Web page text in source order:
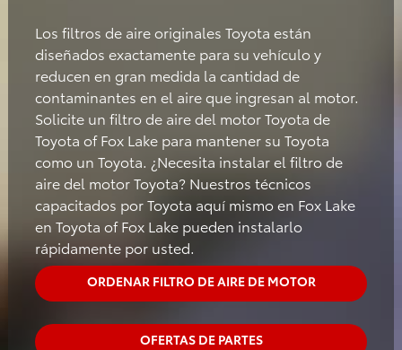
Los filtros de aire originales Toyota están
diseñados exactamente para su vehículo y
reducen en gran medida la cantidad de
contaminantes en el aire que ingresan al motor.
Solicite un filtro de aire del motor Toyota de
Toyota of Fox Lake para mantener su Toyota
como un Toyota. ¿Necesita instalar el filtro de
aire del motor Toyota? Nuestros técnicos
capacitados por Toyota aquí mismo en Fox Lake
en Toyota of Fox Lake pueden instalarlo
rápidamente por usted.
ORDENAR FILTRO DE AIRE DE MOTOR
OFERTAS DE PARTES